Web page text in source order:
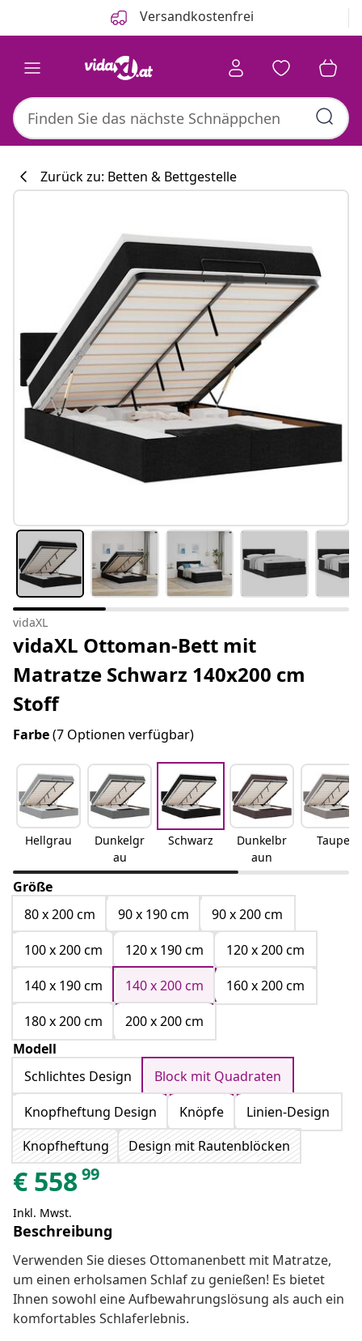
Versandkostenfrei
#sharemevidaxl
Zurück zu: Betten & Bettgestelle
vidaXL
vidaXL Ottoman-Bett mit
Matratze Schwarz 140x200 cm
Stoff
Farbe(7 Optionen verfügbar)
Hellgrau
Dunkelgr
au
Schwarz
Dunkelbr
aun
Taupe
Größe
80 x 200 cm
90 x 190 cm
90 x 200 cm
100 x 200 cm
120 x 190 cm
120 x 200 cm
140 x 190 cm
140 x 200 cm
160 x 200 cm
180 x 200 cm
200 x 200 cm
Modell
Schlichtes Design
Block mit Quadraten
Knopfheftung Design
Knöpfe
Linien-Design
Knopfheftung
Design mit Rautenblöcken
€ 55899
Inkl. Mwst.
Beschreibung
Verwenden Sie dieses Ottomanenbett mit Matratze,
um einen erholsamen Schlaf zu genießen! Es bietet
Ihnen sowohl eine Aufbewahrungslösung als auch ein
komfortables Schlaferlebnis.